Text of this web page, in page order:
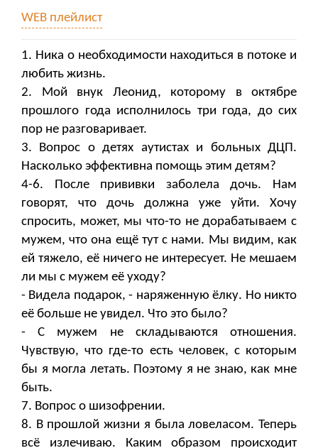
WEB плейлист
1. Ника о необходимости находиться в потоке и
любить жизнь.
2. Мой внук Леонид, которому в октябре
прошлого года исполнилось три года, до сих
пор не разговаривает.
3. Вопрос о детях аутистах и больных ДЦП.
Насколько эффективна помощь этим детям?
4-6. После прививки заболела дочь. Нам
говорят, что дочь должна уже уйти. Хочу
спросить, может, мы что-то не дорабатываем с
мужем, что она ещё тут с нами. Мы видим, как
ей тяжело, её ничего не интересует. Не мешаем
ли мы с мужем её уходу?
- Видела подарок, - наряженную ёлку. Но никто
её больше не увидел. Что это было?
- С мужем не складываются отношения.
Чувствую, что где-то есть человек, с которым
бы я могла летать. Поэтому я не знаю, как мне
быть.
7. Вопрос о шизофрении.
8. В прошлой жизни я была ловеласом. Теперь
всё излечиваю. Каким образом происходит